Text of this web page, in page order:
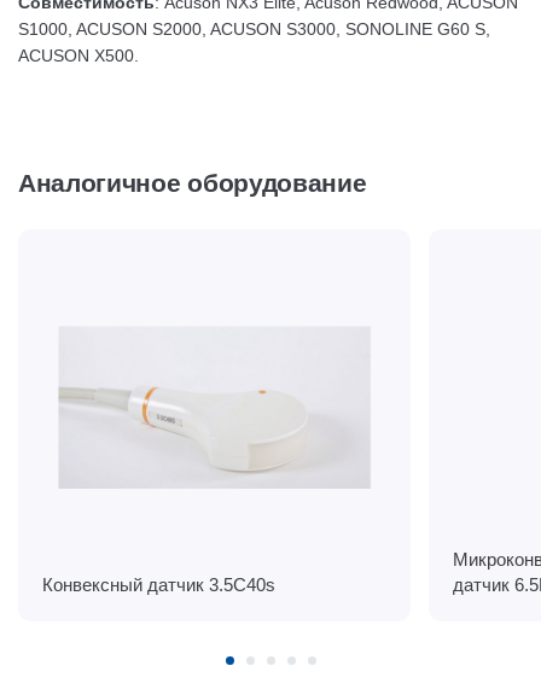
S1000, ACUSON S2000, ACUSON S3000, SONOLINE G60 S,
ACUSON X500.
Аналогичное оборудование
Конвексный датчик 3.5C40s
датчик